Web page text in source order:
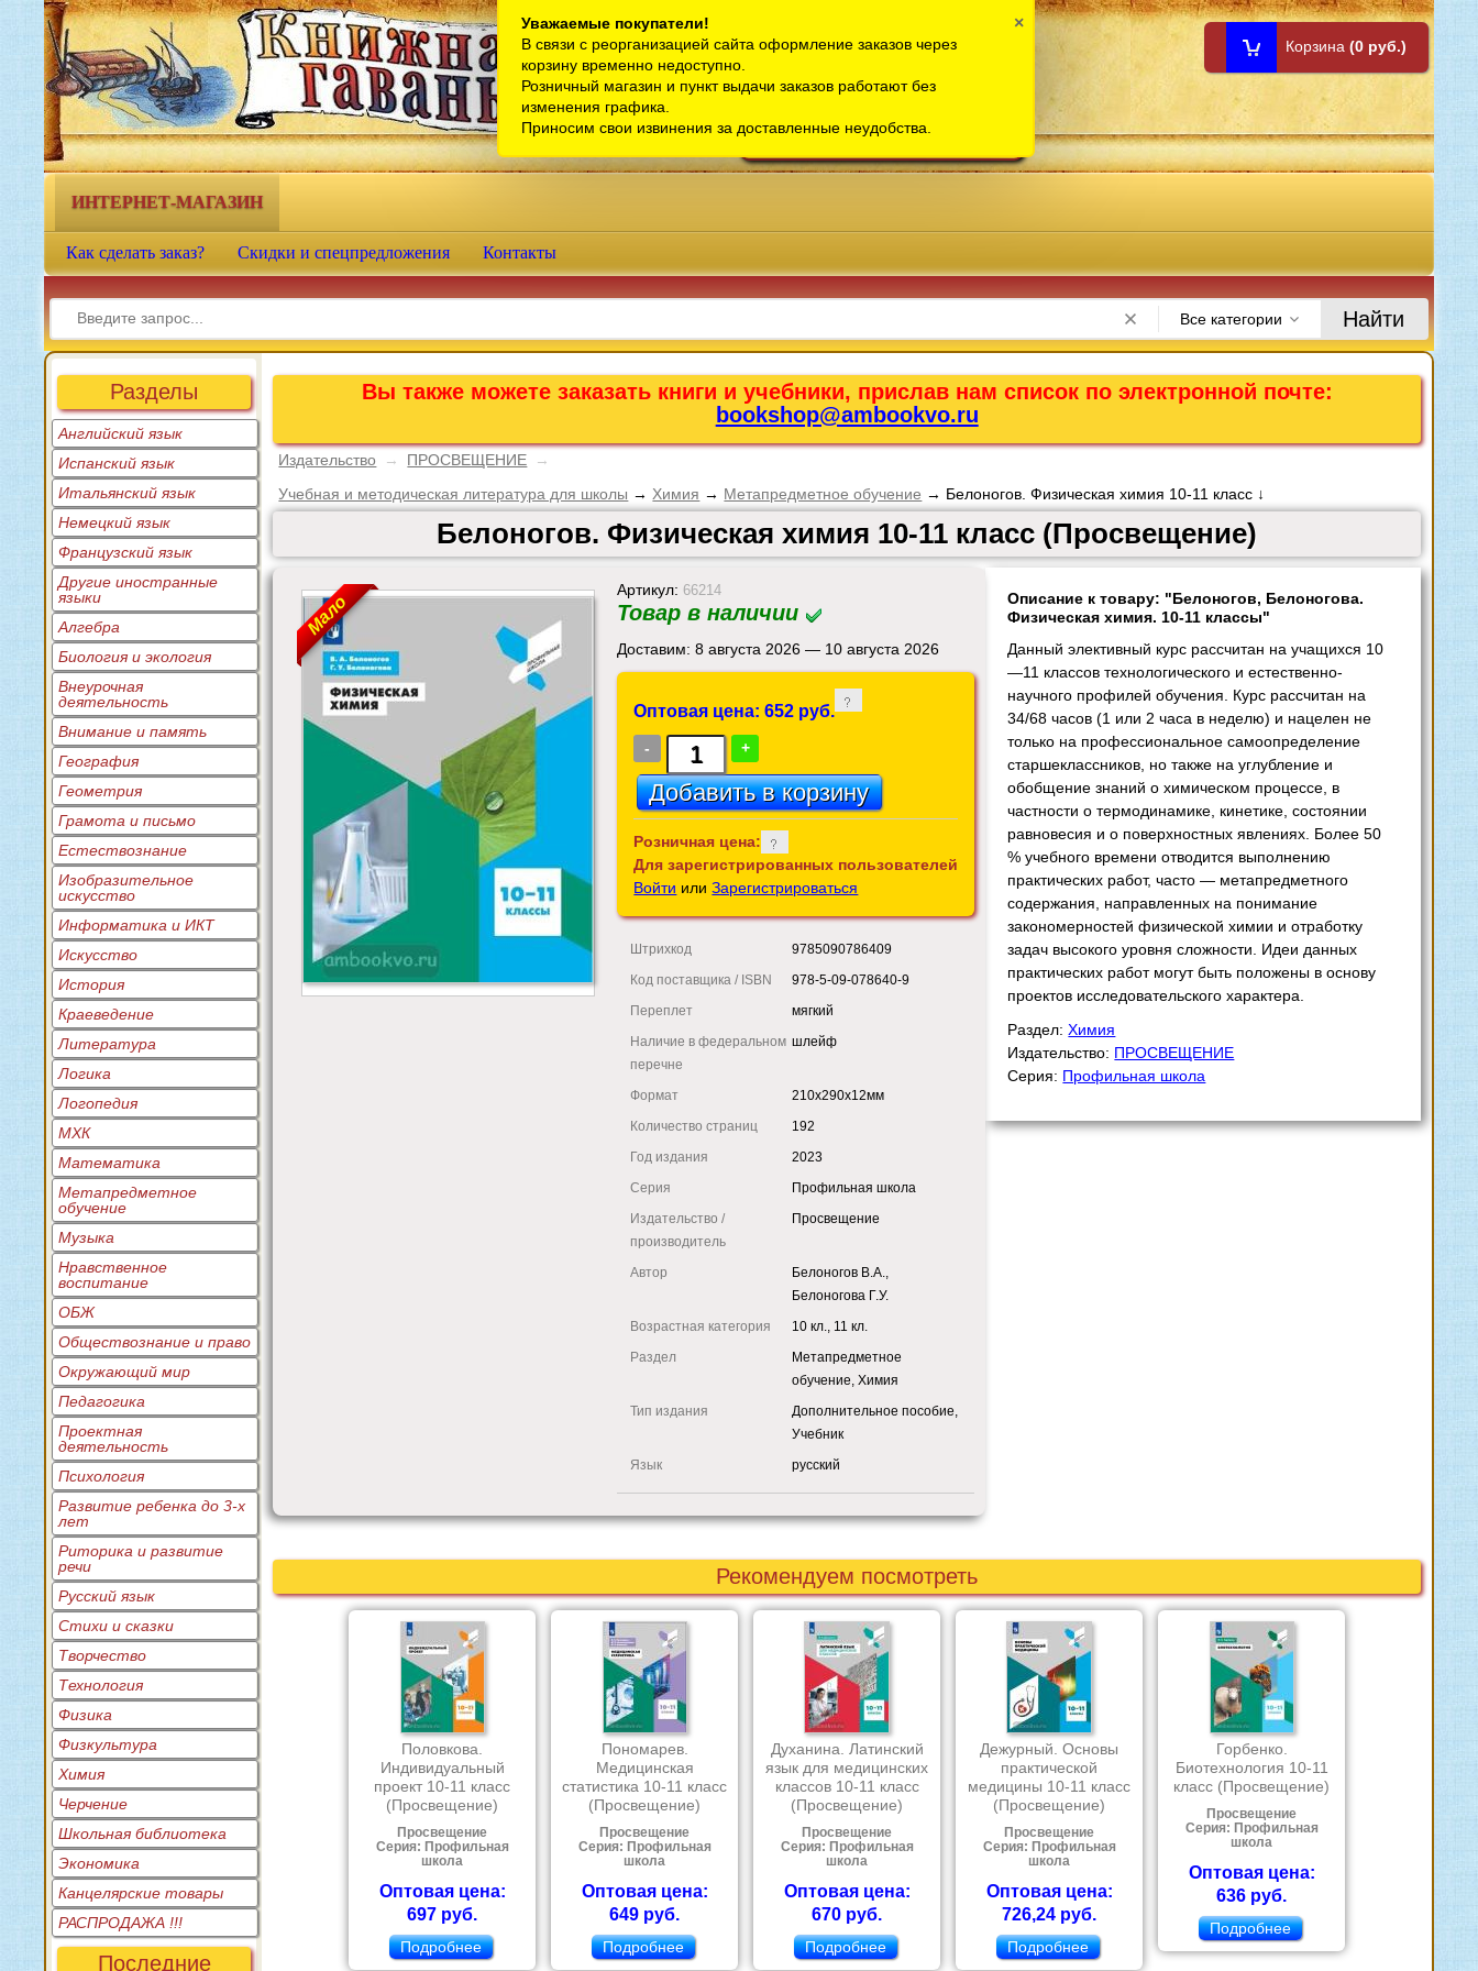
Телефон интернет-магазина:
Телефон розничного магазина:
bookshop@ambookvo.ru
Работаем ежедневно с 10:00 до 21:00
Корзина (0 руб.)
Книжная гавань - интернет-
магазин учебной литературы
ИНТЕРНЕТ-МАГАЗИН
Как сделать заказ? Скидки и спецпредложения Контакты
Все категории Найти
Разделы
Английский язык
Испанский язык
Итальянский язык
Немецкий язык
Французский язык
Другие иностранные
языки
Алгебра
Биология и экология
Внеурочная
деятельность
Внимание и память
География
Геометрия
Грамота и письмо
Естествознание
Изобразительное
искусство
Информатика и ИКТ
Искусство
История
Краеведение
Литература
Логика
Логопедия
МХК
Математика
Метапредметное
обучение
Музыка
Нравственное
воспитание
ОБЖ
Обществознание и право
Окружающий мир
Педагогика
Проектная
деятельность
Психология
Развитие ребенка до 3-х
лет
Риторика и развитие
речи
Русский язык
Стихи и сказки
Творчество
Технология
Физика
Физкультура
Химия
Черчение
Школьная библиотека
Экономика
Канцелярские товары
РАСПРОДАЖА !!!
Последние
Вы также можете заказать книги и учебники, прислав нам список по электронной почте:
bookshop@ambookvo.ru
Издательство → ПРОСВЕЩЕНИЕ
→
Учебная и методическая литература для школы → Химия → Метапредметное обучение → Белоногов. Физическая химия 10-11 класс ↓
Белоногов. Физическая химия 10-11 класс (Просвещение)
Мало
Артикул: 66214
Товар в наличии
Доставим: 8 августа 2026 — 10 августа 2026
Оптовая цена: 652 руб.
- +
Розничная цена:
Для зарегистрированных пользователей
Войти илиЗарегистрироваться
Штрихкод
9785090786409
Код поставщика / ISBN
978-5-09-078640-9
Переплет
мягкий
Наличие в федеральном
перечне
шлейф
Формат
210x290x12мм
Количество страниц
192
Год издания
2023
Серия
Профильная школа
Издательство /
производитель
Просвещение
Автор
Белоногов В.А.,
Белоногова Г.У.
Возрастная категория
10 кл., 11 кл.
Раздел
Метапредметное
обучение, Химия
Тип издания
Дополнительное пособие,
Учебник
Язык
русский
Описание к товару: "Белоногов, Белоногова.
Физическая химия. 10-11 классы"
Данный элективный курс рассчитан на учащихся 10
—11 классов технологического и естественно-
научного профилей обучения. Курс рассчитан на
34/68 часов (1 или 2 часа в неделю) и нацелен не
только на профессиональное самоопределение
старшеклассников, но также на углубление и
обобщение знаний о химическом процессе, в
частности о термодинамике, кинетике, состоянии
равновесия и о поверхностных явлениях. Более 50
% учебного времени отводится выполнению
практических работ, часто — метапредметного
содержания, направленных на понимание
закономерностей физической химии и отработку
задач высокого уровня сложности. Идеи данных
практических работ могут быть положены в основу
проектов исследовательского характера.
Раздел:Химия
Издательство: ПРОСВЕЩЕНИЕ
Серия: Профильная школа
Рекомендуем посмотреть
Половкова.
Индивидуальный
проект 10-11 класс
(Просвещение)
Просвещение
Серия: Профильная
школа
Оптовая цена:
697 руб.
Подробнее
Пономарев.
Медицинская
статистика 10-11 класс
(Просвещение)
Просвещение
Серия: Профильная
школа
Оптовая цена:
649 руб.
Подробнее
Духанина. Латинский
язык для медицинских
классов 10-11 класс
(Просвещение)
Просвещение
Серия: Профильная
школа
Оптовая цена:
670 руб.
Подробнее
Дежурный. Основы
практической
медицины 10-11 класс
(Просвещение)
Просвещение
Серия: Профильная
школа
Оптовая цена:
726,24 руб.
Подробнее
Горбенко.
Биотехнология 10-11
класс (Просвещение)
Просвещение
Серия: Профильная
школа
Оптовая цена:
636 руб.
Подробнее
Уважаемые покупатели!
В связи с реорганизацией сайта оформление заказов через
корзину временно недоступно.
Розничный магазин и пункт выдачи заказов работают без
изменения графика.
Приносим свои извинения за доставленные неудобства.
×